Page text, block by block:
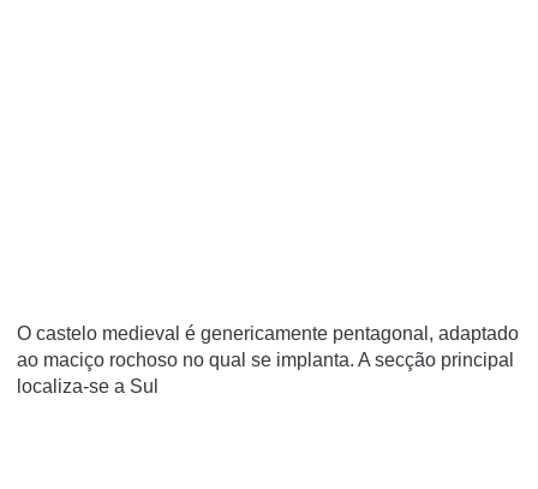
O castelo medieval é genericamente pentagonal, adaptado
ao maciço rochoso no qual se implanta. A secção principal
localiza-se a Sul